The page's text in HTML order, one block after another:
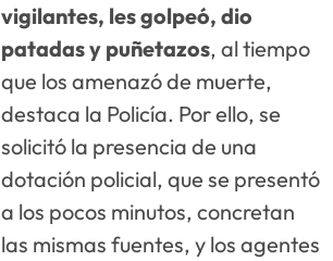
vigilantes, les golpeó, dio
patadas y puñetazos, al tiempo
que los amenazó de muerte,
destaca la Policía. Por ello, se
solicitó la presencia de una
dotación policial, que se presentó
a los pocos minutos, concretan
las mismas fuentes, y los agentes